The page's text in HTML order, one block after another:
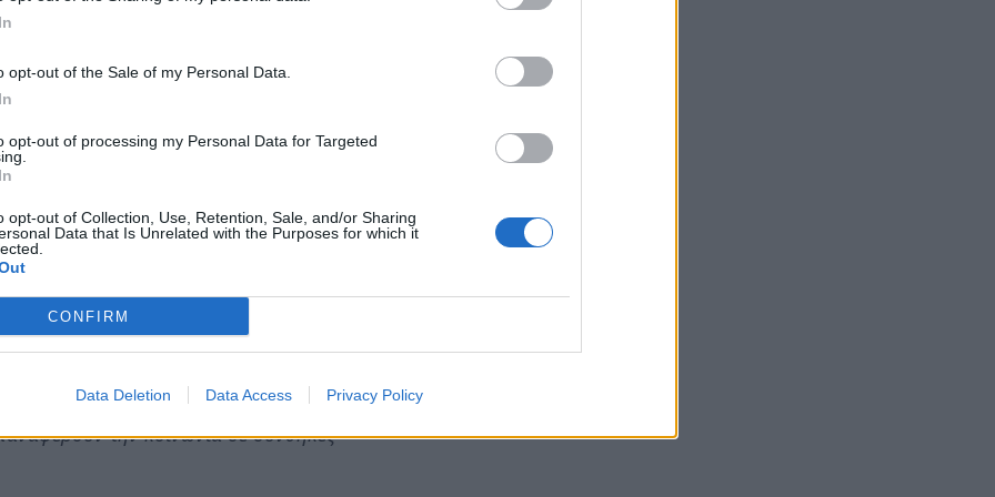
opt-out of the Sale of my Personal Data.
opt-out of processing my Personal Data for Targeted
opt-out of Collection, Use, Retention, Sale, and/or Sharing
Data that Is Unrelated with the Purposes for which it
CONFIRM
Data Deletion Data Access Privacy Policy
ακόμη και όσα Εργασιακά Συστήματα
Αυτό οδηγεί σε μοιραία συρρίκνωση και
του Ασφαλιστικού ανέφερε ότι “στο
ποσοστό το εφάπαξ των εξερχομένων στη
που χορηγούνται σε συνταξιούχους
φόρου στις συντάξεις (ΛΑΦΚΑ) και
συμπαρασύροντας έτσι σε ακόμη δραστικότερη
αυτά χωρίς να αποκλείεται περαιτέρω
το Κοινωνικό Κράτος Δικαίου που
δεκαετιών και με τη συνεισφορά των
την κοινωνία σε συνθήκες